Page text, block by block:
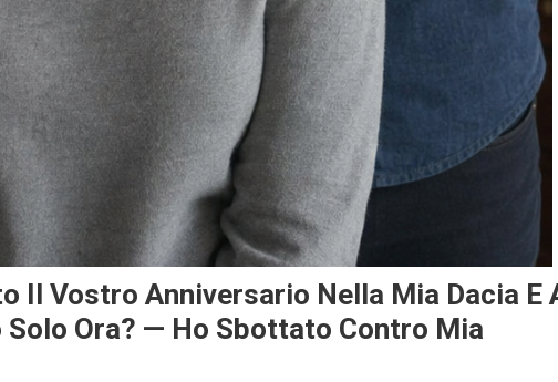
Il Vostro Anniversario Nella Mia Dacia E
Solo Ora? — Ho Sbottato Contro Mia